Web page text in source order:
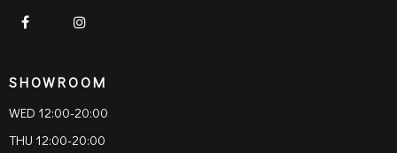
SHOWROOM
WED 12:00-20:00
THU 12:00-20:00